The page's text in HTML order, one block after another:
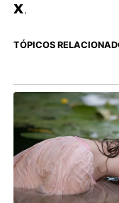
X.
TÓPICOS